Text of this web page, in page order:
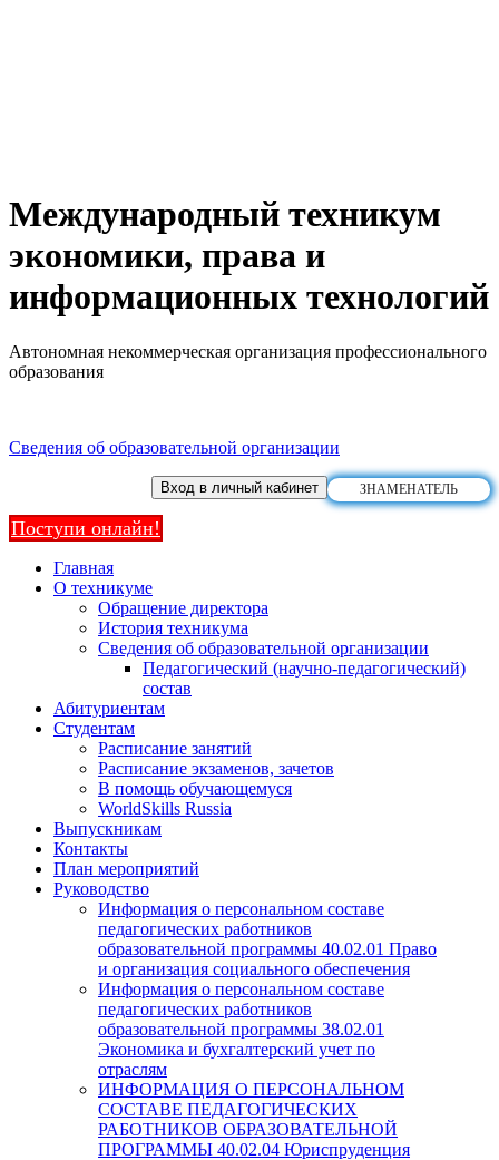
Международный техникум
экономики, права и
информационных технологий
Автономная некоммерческая организация профессионального
образования
Сведения об образовательной организации
ЗНАМЕНАТЕЛЬ
Вход в личный кабинет
Поступи онлайн!
Главная
О техникуме
Обращение директора
История техникума
Сведения об образовательной организации
Педагогический (научно-педагогический)
состав
Абитуриентам
Студентам
Расписание занятий
Расписание экзаменов, зачетов
В помощь обучающемуся
WorldSkills Russia
Выпускникам
Контакты
План мероприятий
Руководство
Информация о персональном составе
педагогических работников
образовательной программы 40.02.01 Право
и организация социального обеспечения
Информация о персональном составе
педагогических работников
образовательной программы 38.02.01
Экономика и бухгалтерский учет по
отраслям
ИНФОРМАЦИЯ О ПЕРСОНАЛЬНОМ
СОСТАВЕ ПЕДАГОГИЧЕСКИХ
РАБОТНИКОВ ОБРАЗОВАТЕЛЬНОЙ
ПРОГРАММЫ 40.02.04 Юриспруденция